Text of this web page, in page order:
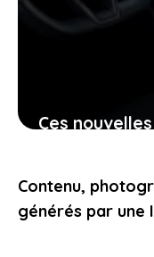
Ces
pourraient-
24 janvier 2026
Contenu,
générés par une